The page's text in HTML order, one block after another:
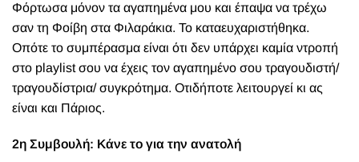
Φόρτωσα μόνον τα αγαπημένα μου και έπαψα να τρέχω
σαν τη Φοίβη στα Φιλαράκια. Το καταευχαριστήθηκα.
Οπότε το συμπέρασμα είναι ότι δεν υπάρχει καμία ντροπή
στο playlist σου να έχεις τον αγαπημένο σου τραγουδιστή/
τραγουδίστρια/ συγκρότημα. Οτιδήποτε λειτουργεί κι ας
είναι και Πάριος.
2η Συμβουλή: Κάνε το για την ανατολή